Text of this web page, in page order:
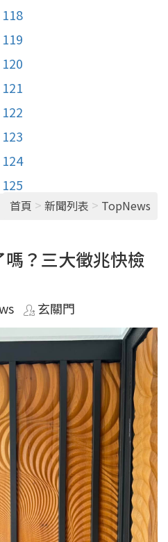
118
119
120
121
122
123
124
125
首頁 > 新聞列表 > TopNews
？三大徵兆快檢
玄關門